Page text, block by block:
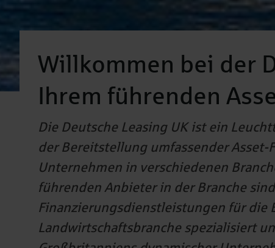
Willkommen bei der
Ihrem führenden
Die Deutsche Leasing UK ist ein
der Bereitstellung umfassender
Unternehmen in verschiedenen
führenden Anbieter in der Branche
Finanzierungsdienstleistungen für die
Landwirtschaftsbranche spezialisiert